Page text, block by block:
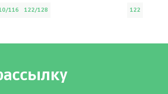
116 122/128 122